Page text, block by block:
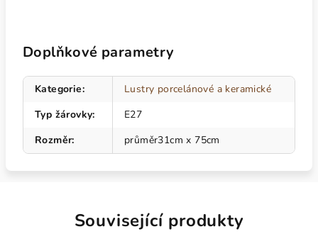
Doplňkové parametry
Kategorie:
Lustry porcelánové a keramické
Typ žárovky:
E27
Rozměr: průměr31cm x 75cm
Související produkty